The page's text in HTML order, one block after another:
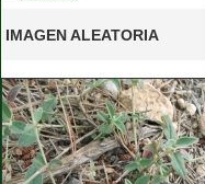
IMAGEN ALEATORIA